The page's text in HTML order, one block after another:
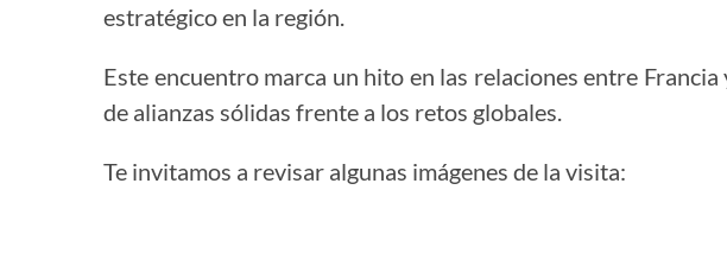
estratégico en la región.
Este encuentro marca un hito en las relaciones entre
de alianzas sólidas frente a los retos globales.
Te invitamos a revisar algunas imágenes de la visita: